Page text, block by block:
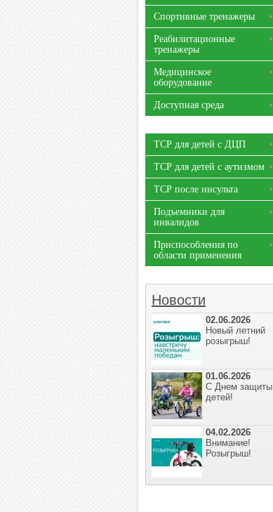
Спортивные тренажеры
Реабилитационные
тренажеры
Медицинское
оборудование
Доступная среда
ТСР для детей с ДЦП
ТСР для детей с аутизмом
ТСР после инсульта
Подъемники для
инвалидов
Приспособления по
области применения
Новости
02.06.2026
Новый летний
розыгрыш!
01.06.2026
С Днем защиты
детей!
04.02.2026
Внимание!
Розыгрыш!